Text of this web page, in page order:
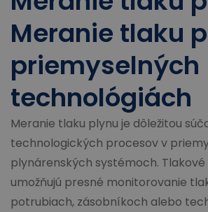
Meranie tlaku
priemyselných
technológiách
Meranie tlaku plynu je dôležitou
technologických procesov v
plynárenských systémoch.
umožňujú presné monitorovanie
potrubiach, zásobníkoch alebo